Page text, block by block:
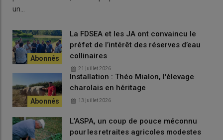
un…
La FDSEA et les JA ont convaincu le
préfet de l’intérêt des réserves d’eau
collinaires
21 juillet 2026
Installation : Théo Mialon, l'élevage
charolais en héritage
13 juillet 2026
L’ASPA, un coup de pouce méconnu
pour les retraites agricoles modestes